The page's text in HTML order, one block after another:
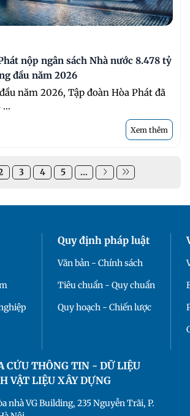
nộp ngân sách Nhà nước 8.478 tỷ
đầu năm 2026
năm 2026, Tập đoàn Hòa Phát đã
Xem thêm
3 4 5 ...
Quy định pháp luật
Văn bản - Chính sách
Tiêu chuẩn - Quy chuẩn
Quy hoạch - Chiến lược
CỨU THÔNG TIN - DỮ LIỆU
VẬT LIỆU XÂY DỰNG
nhà VG Building, 235 Nguyễn Trãi, P.